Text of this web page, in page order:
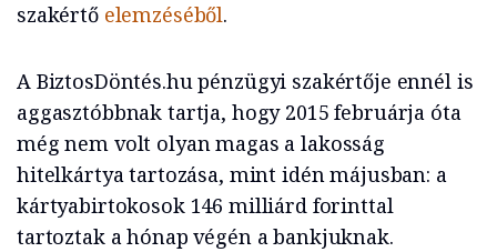
szakértő elemzéséből.
A BiztosDöntés.hu pénzügyi szakértője ennél is
aggasztóbbnak tartja, hogy 2015 februárja óta
még nem volt olyan magas a lakosság
hitelkártya tartozása, mint idén májusban: a
kártyabirtokosok 146 milliárd forinttal
tartoztak a hónap végén a bankjuknak.